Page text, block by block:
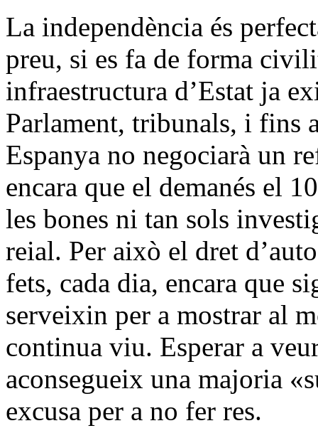
La independència és
preu, si es fa de forma
infraestructura d’Estat ja
Parlament, tribunals, i fins
Espanya no negociarà un
encara que el demanés el
les bones ni tan sols
reial. Per això el dret
fets, cada dia, encara que
serveixin per a mostrar al
continua viu. Esperar a
aconsegueix una majoria
excusa per a no fer res.